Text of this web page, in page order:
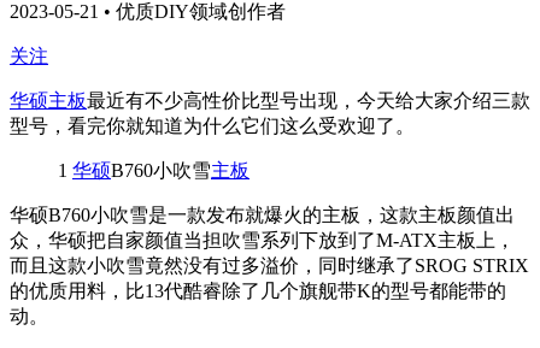
2023-05-21 • 优质DIY领域创作者
关注
华硕主板最近有不少高性价比型号出现，今天给大家介绍三款
型号，看完你就知道为什么它们这么受欢迎了。
1 华硕B760小吹雪主板
华硕B760小吹雪是一款发布就爆火的主板，这款主板颜值出
众，华硕把自家颜值当担吹雪系列下放到了M-ATX主板上，
而且这款小吹雪竟然没有过多溢价，同时继承了SROG STRIX
的优质用料，比13代酷睿除了几个旗舰带K的型号都能带的
动。